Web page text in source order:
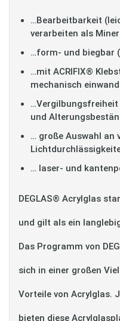
…Bearbeitbarkeit
verarbeiten als
…form- und biegbar
…mit ACRIFIX®
mechanisch
und
… große Auswahl an
… laser- und
DEGLAS® Acrylglas
und gilt als ein
Das Programm von
sich in einer großen
Vorteile von Acrylglas.
bieten diese